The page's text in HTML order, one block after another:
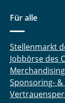
Für alle
Stellenmarkt
Jobbörse des
Merchandising
Sponsoring-